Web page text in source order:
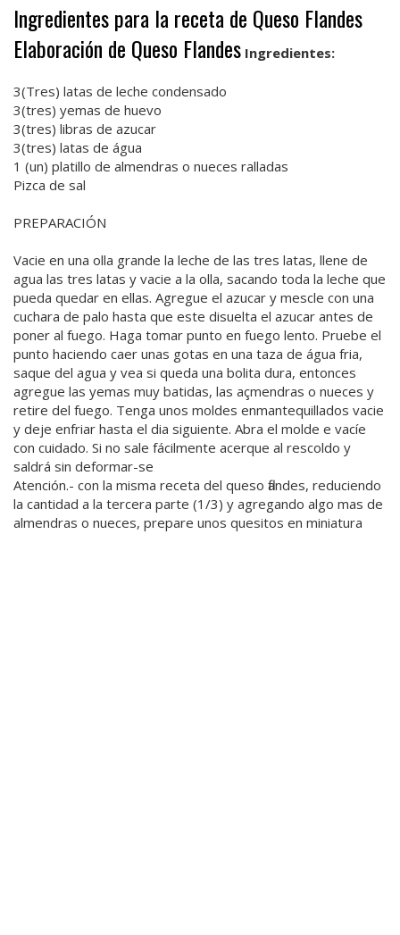
Ingredientes para la receta de Queso Flandes
Elaboración de Queso Flandes Ingredientes:
3(Tres) latas de leche condensado
3(tres) yemas de huevo
3(tres) libras de azucar
3(tres) latas de água
1 (un) platillo de almendras o nueces ralladas
Pizca de sal
PREPARACIÓN
Vacie en una olla grande la leche de las tres latas, llene de
agua las tres latas y vacie a la olla, sacando toda la leche que
pueda quedar en ellas. Agregue el azucar y mescle con una
cuchara de palo hasta que este disuelta el azucar antes de
poner al fuego. Haga tomar punto en fuego lento. Pruebe el
punto haciendo caer unas gotas en una taza de água fria,
saque del agua y vea si queda una bolita dura, entonces
agregue las yemas muy batidas, las açmendras o nueces y
retire del fuego. Tenga unos moldes enmantequillados vacie
y deje enfriar hasta el dia siguiente. Abra el molde e vacíe
con cuidado. Si no sale fácilmente acerque al rescoldo y
saldrá sin deformar-se
Atención.- con la misma receta del queso flandes, reduciendo
la cantidad a la tercera parte (1/3) y agregando algo mas de
almendras o nueces, prepare unos quesitos en miniatura